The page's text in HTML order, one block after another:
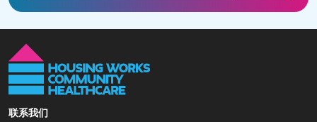
联系我们